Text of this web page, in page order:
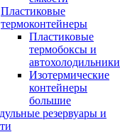
Пластиковые
термоконтейнеры
Пластиковые
термобоксы и
автохолодильники
Изотермические
контейнеры
большие